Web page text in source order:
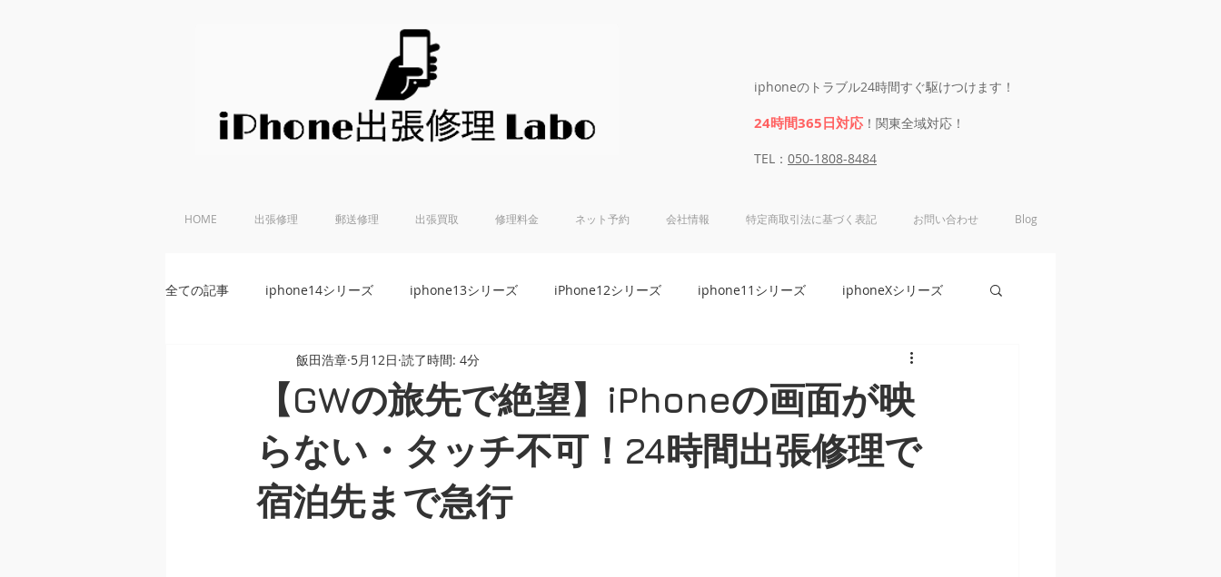
iphoneのトラブル24時間すぐ駆けつけます！
24時間365日対応 ！関東全域対応！
​​TEL： 050-1808-8484
HOME 出張修理 郵送修理 出張買取 修理料金 ネット予約 会社情報 特定商取引法に基づく表記 お問い合わせ Blog
全ての記事 iphone14シリーズ iphone13シリーズ iPhone12シリーズ iphone11シリーズ iphoneXシリーズ
iPhoneSE 第2世代 iphone8シリーズ
iphone5シリーズ galaxyシリーズ google pixelシリーズ Macシリーズ 買取
画面交換修理 水没修理 データ復旧
【GWの旅先で絶望】iPhoneの画面が映
らない・タッチ不可！24時間出張修理で
宿泊先まで急行
飯田浩章 5月12日 読了時間: 4分